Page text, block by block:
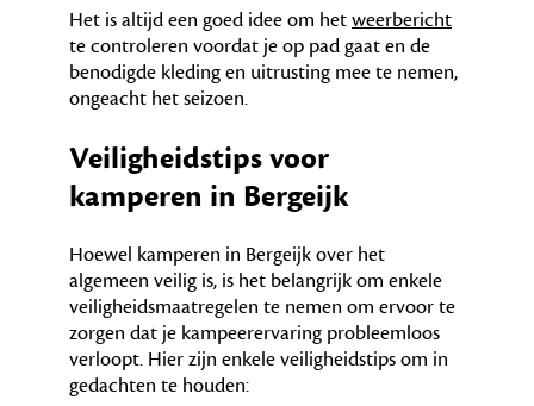
Het is altijd een goed idee om hetweerbericht
te controleren voordat je op pad gaat en de
benodigde kleding en uitrusting mee te nemen,
ongeacht het seizoen.
Veiligheidstips voor
kamperen in Bergeijk
Hoewel kamperen in Bergeijk over het
algemeen veilig is, is het belangrijk om enkele
veiligheidsmaatregelen te nemen om ervoor te
zorgen dat je kampeerervaring probleemloos
verloopt. Hier zijn enkele veiligheidstips om in
gedachten te houden: